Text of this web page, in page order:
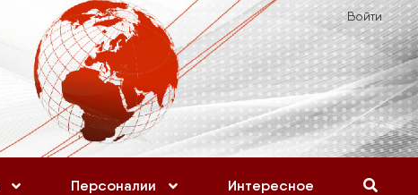
Войти
Персоналии Интересное